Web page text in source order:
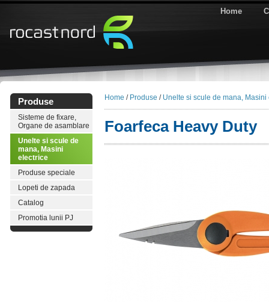
Home
Produse
Sisteme de fixare,
Organe de asamblare
Unelte si scule de
mana, Masini
electrice
Produse speciale
Lopeti de zapada
Catalog
Promotia lunii PJ
Home / Produse / Unelte si scule de mana, Masini
Foarfeca Heavy Duty